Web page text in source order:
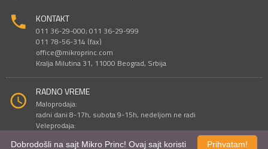
KONTAKT
011 36-29-000; 011 36-29-999
011 78-56-314 (fax)
office@mikroprinc.com
Kralja Milutina 31, 11000 Beograd, Srbija
RADNO VREME
Maloprodaja:
radni dani 8-17h, subota 9-15h, nedeljom ne radi
Veleprodaja:
Prihvatam!
Dobrodošli na sajt Mikro Princ! Ovaj sajt koristi